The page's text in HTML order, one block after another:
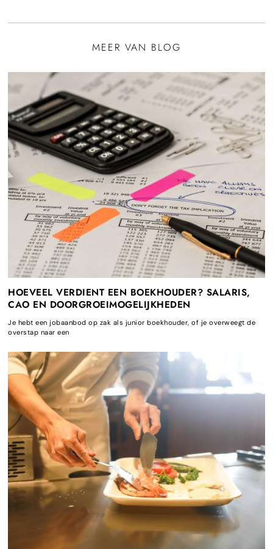
MEER VAN BLOG
HOEVEEL VERDIENT EEN BOEKHOUDER? SALARIS,
CAO EN DOORGROEIMOGELIJKHEDEN
Je hebt een jobaanbod op zak als junior boekhouder, of je overweegt de
overstap naar een